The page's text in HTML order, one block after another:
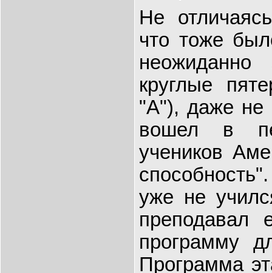
Не
что тоже
круглые
"A"), даже не
вошел в
учеников
уже не
преподавал
программу
Программа